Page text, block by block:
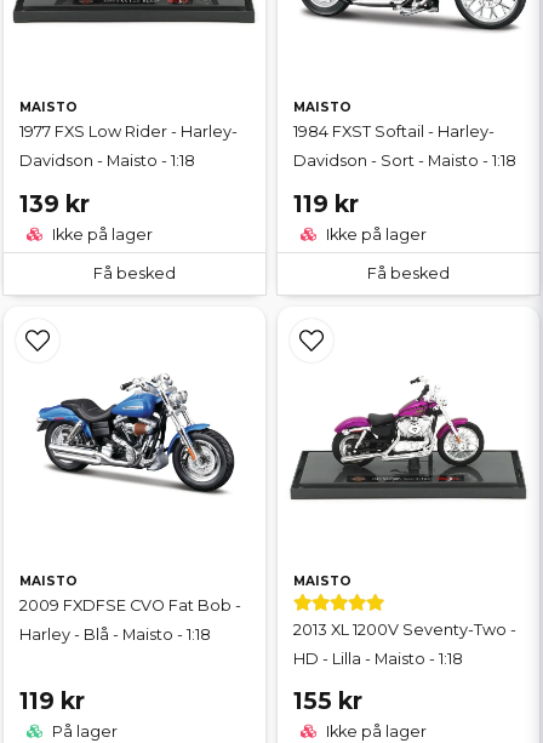
MAISTO
1977 FXS Low Rider - Harley-
Davidson - Maisto - 1:18
139 kr
Ikke på lager
Få besked
MAISTO
1984 FXST Softail - Harley-
Davidson - Sort - Maisto - 1:18
119 kr
Ikke på lager
Få besked
MAISTO
2009 FXDFSE CVO Fat Bob -
Harley - Blå - Maisto - 1:18
119 kr
På lager
MAISTO
2013 XL 1200V Seventy-Two -
HD - Lilla - Maisto - 1:18
155 kr
Ikke på lager